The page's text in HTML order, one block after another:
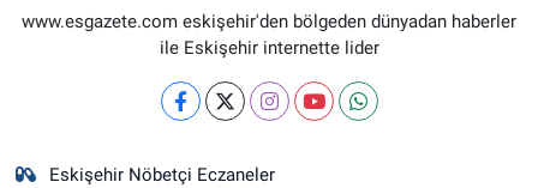
www.esgazete.com eskişehir'den bölgeden dünyadan haberler
ile Eskişehir internette lider
Eskişehir Nöbetçi Eczaneler